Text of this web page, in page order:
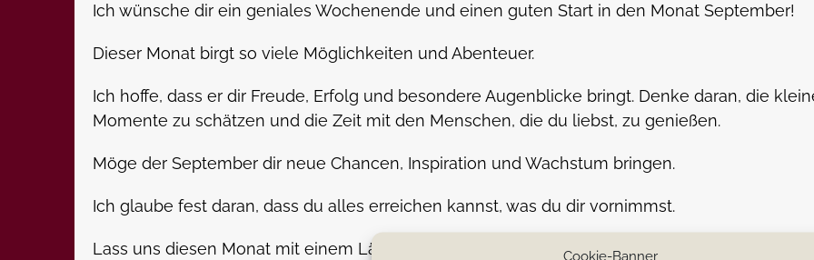
Cookie-Banner
Ich wünsche dir ein geniales Wochenende und einen guten Start in den Monat September!
Dieser Monat birgt so viele Möglichkeiten und Abenteuer.
Ich hoffe, dass er dir Freude, Erfolg und besondere Augenblicke bringt. Denke daran, die
Momente zu schätzen und die Zeit mit den Menschen, die du liebst, zu genießen.
Möge der September dir neue Chancen, Inspiration und Wachstum bringen.
Ich glaube fest daran, dass du alles erreichen kannst, was du dir vornimmst.
Lass uns diesen Monat mit einem Lächeln und viel positiver Energie angehen!